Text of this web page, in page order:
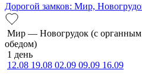
Дорогой замков: Мир,
Мир — Новогрудок (с органным
обедом)
1 день
12.08 19.08 02.09 09.09 16.09